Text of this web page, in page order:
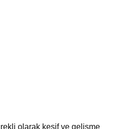
olarak keşif ve gelişme